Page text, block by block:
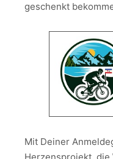
geschenkt
Mit Deiner